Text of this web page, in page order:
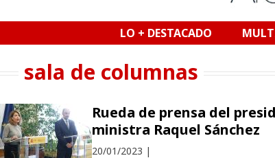
LO + DESTACADO
sala de columnas
Rueda de prensa del
ministra Raquel Sánchez
20/01/2023 |